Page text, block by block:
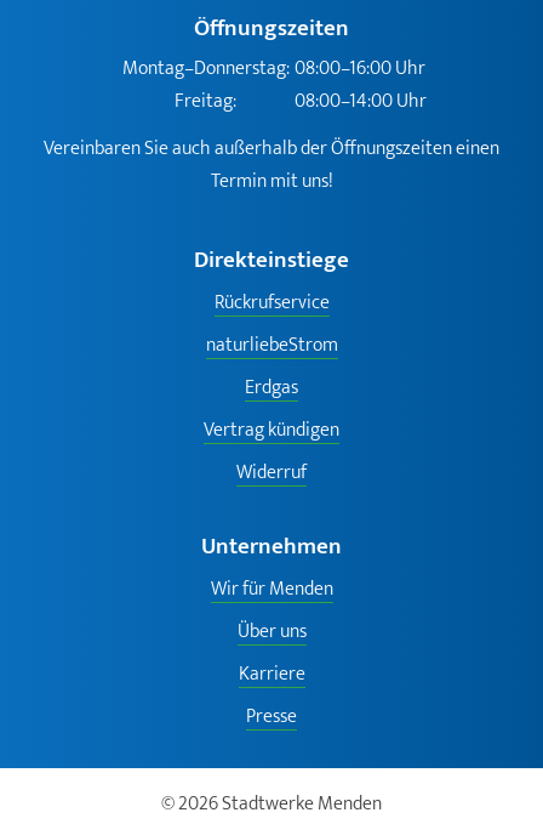
Öffnungszeiten
Montag–Donnerstag:08:00–16:00 Uhr
Freitag:
08:00–14:00 Uhr
Vereinbaren Sie auch außerhalb der Öffnungszeiten einen
Termin mit uns!
Direkteinstiege
Rückrufservice
naturliebeStrom
Erdgas
Vertrag kündigen
Widerruf
Unternehmen
Wir für Menden
Über uns
Karriere
Presse
© 2026 Stadtwerke Menden